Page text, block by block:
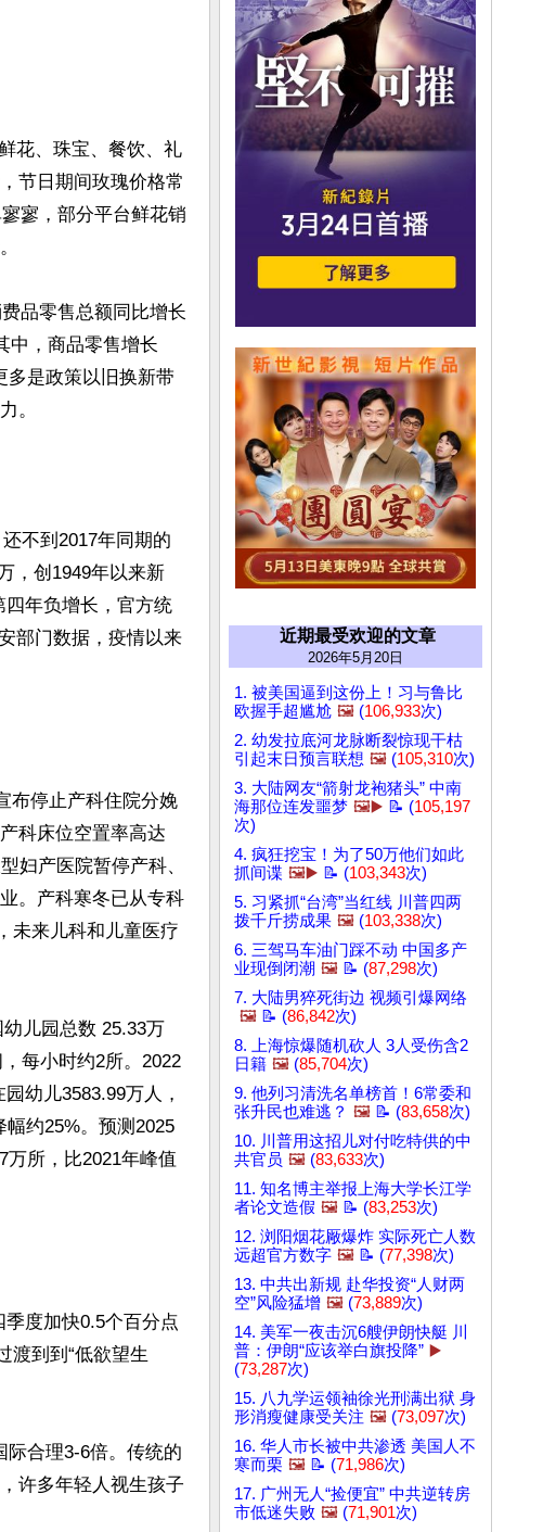
花、珠宝、餐饮、礼
节日期间玫瑰价格常
寥，部分平台鲜花销
品零售总额同比增长
中，商品零售增长
多是政策以旧换新带
。
不到2017年同期的
，创1949年以来新
年负增长，官方统
部门数据，疫情以来
布停止产科住院分娩
科床位空置率高达
妇产医院暂停产科、
。产科寒冬已从专科
未来儿科和儿童医疗
儿园总数 25.33万
每小时约2所。2022
幼儿3583.99万人，
幅约25%。预测2025
所，比2021年峰值
度加快0.5个百分点
渡到到“低欲望生
际合理3-6倍。传统的
许多年轻人视生孩子
近期最受欢迎的文章
2026年5月20日
1. 被美国逼到这份上！习与鲁比
欧握手超尴尬 🖼️ (106,933次)
2. 幼发拉底河龙脉断裂惊现干枯
引起末日预言联想 🖼️ (105,310次)
3. 大陆网友“箭射龙袍猪头” 中南
海那位连发噩梦 🖼️▶️ 📝 (105,197
次)
4. 疯狂挖宝！为了50万他们如此
抓间谍 🖼️▶️ 📝 (103,343次)
5. 习紧抓“台湾”当红线 川普四两
拨千斤捞成果 🖼️ (103,338次)
6. 三驾马车油门踩不动 中国多产
业现倒闭潮 🖼️ 📝 (87,298次)
7. 大陆男猝死街边 视频引爆网络
🖼️ 📝 (86,842次)
8. 上海惊爆随机砍人 3人受伤含2
日籍 🖼️ (85,704次)
9. 他列习清洗名单榜首！6常委和
张升民也难逃？ 🖼️ 📝 (83,658次)
10. 川普用这招儿对付吃特供的中
共官员 🖼️ (83,633次)
11. 知名博主举报上海大学长江学
者论文造假 🖼️ 📝 (83,253次)
12. 浏阳烟花厰爆炸 实际死亡人数
远超官方数字 🖼️ 📝 (77,398次)
13. 中共出新规 赴华投资“人财两
空”风险猛增 🖼️ (73,889次)
14. 美军一夜击沉6艘伊朗快艇 川
普：伊朗“应该举白旗投降” ▶️
(73,287次)
15. 八九学运领袖徐光刑满出狱 身
形消瘦健康受关注 🖼️ (73,097次)
16. 华人市长被中共渗透 美国人不
寒而栗 🖼️ 📝 (71,986次)
17. 广州无人“捡便宜” 中共逆转房
市低迷失败 🖼️ (71,901次)